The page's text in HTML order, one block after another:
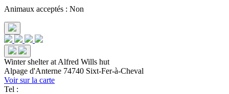
Animaux acceptés : Non
Winter shelter at Alfred Wills hut
Alpage d'Anterne 74740 Sixt-Fer-à-Cheval
Voir sur la carte
Tel :